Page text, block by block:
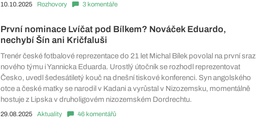
10.10.2025 Rozhovory 3 komentáře
První nominace Lvíčat pod Bílkem? Nováček Eduardo,
nechybí Šín ani Kričfaluši
Trenér české fotbalové reprezentace do 21 let Michal Bílek povolal na první sraz
nového týmu i Yannicka Eduarda. Urostlý útočník se rozhodl reprezentovat
Česko, uvedl šedesátiletý kouč na dnešní tiskové konferenci. Syn angolského
otce a české matky se narodil v Kadani a vyrůstal v Nizozemsku, momentálně
hostuje z Lipska v druholigovém nizozemském Dordrechtu.
29.08.2025 Aktuality 46 komentářů